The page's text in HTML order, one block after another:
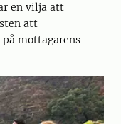
en vilja att
att
mottagarens